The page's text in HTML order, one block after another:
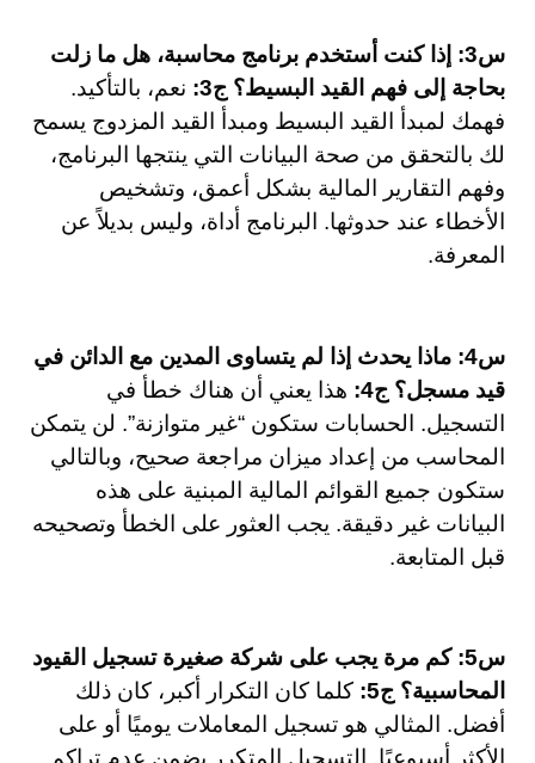
س3: إذا كنت أستخدم برنامج محاسبة، هل ما زلت
بحاجة إلى فهم القيد البسيط؟ ج3:
نعم، بالتأكيد.
فهمك لمبدأ القيد البسيط ومبدأ القيد المزدوج يسمح
لك بالتحقق من صحة البيانات التي ينتجها البرنامج،
وفهم التقارير المالية بشكل أعمق، وتشخيص
الأخطاء عند حدوثها. البرنامج أداة، وليس بديلاً عن
المعرفة.
س4: ماذا يحدث إذا لم يتساوى المدين مع الدائن في
قيد مسجل؟ ج4:
هذا يعني أن هناك خطأ في
التسجيل. الحسابات ستكون “غير متوازنة”. لن يتمكن
المحاسب من إعداد ميزان مراجعة صحيح، وبالتالي
ستكون جميع القوائم المالية المبنية على هذه
البيانات غير دقيقة. يجب العثور على الخطأ وتصحيحه
قبل المتابعة.
س5: كم مرة يجب على شركة صغيرة تسجيل القيود
المحاسبية؟ ج5:
كلما كان التكرار أكبر، كان ذلك
أفضل. المثالي هو تسجيل المعاملات يوميًا أو على